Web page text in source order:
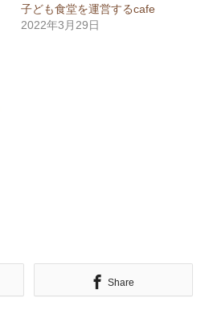
子ども食堂を運営するcafe
2022年3月29日
Share